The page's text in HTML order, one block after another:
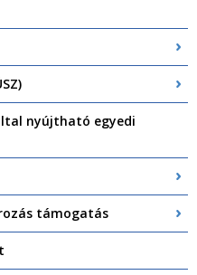
nyújtható egyedi
támogatás